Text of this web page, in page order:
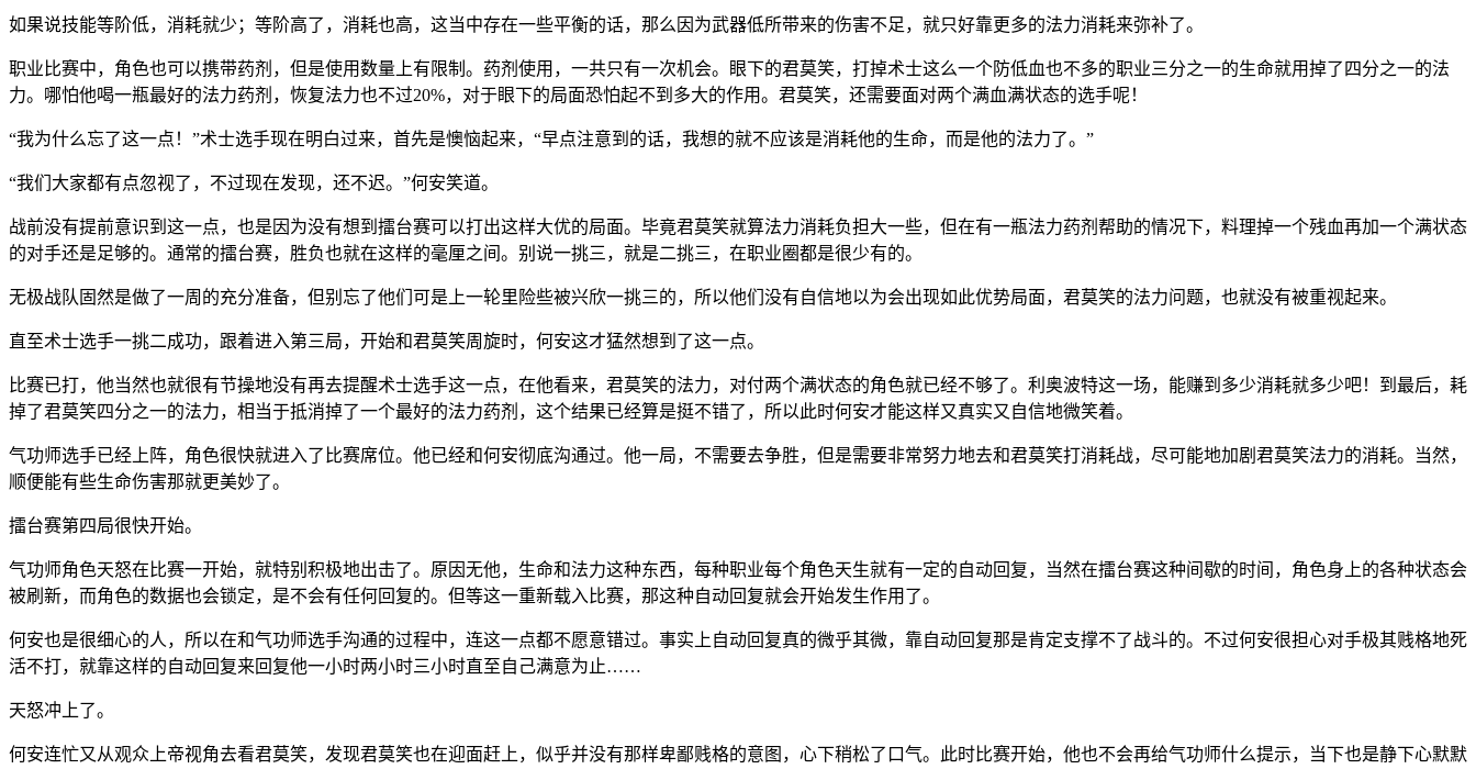
如果说技能等阶低，消耗就少；等阶高了，消耗也高，这当中存在一些平衡的话，那么因为武器低所带来的伤害不足，就只好靠更多的法力消耗来弥补了。
职业比赛中，角色也可以携带药剂，但是使用数量上有限制。药剂使用，一共只有一次机会。眼下的君莫笑，打掉术士这么一个防低血也不多的职业三分之一的生命就用掉了四分之一的法
力。哪怕他喝一瓶最好的法力药剂，恢复法力也不过20%，对于眼下的局面恐怕起不到多大的作用。君莫笑，还需要面对两个满血满状态的选手呢！
“我为什么忘了这一点！”术士选手现在明白过来，首先是懊恼起来，“早点注意到的话，我想的就不应该是消耗他的生命，而是他的法力了。”
“我们大家都有点忽视了，不过现在发现，还不迟。”何安笑道。
战前没有提前意识到这一点，也是因为没有想到擂台赛可以打出这样大优的局面。毕竟君莫笑就算法力消耗负担大一些，但在有一瓶法力药剂帮助的情况下，料理掉一个残血再加一个满状态
的对手还是足够的。通常的擂台赛，胜负也就在这样的毫厘之间。别说一挑三，就是二挑三，在职业圈都是很少有的。
无极战队固然是做了一周的充分准备，但别忘了他们可是上一轮里险些被兴欣一挑三的，所以他们没有自信地以为会出现如此优势局面，君莫笑的法力问题，也就没有被重视起来。
直至术士选手一挑二成功，跟着进入第三局，开始和君莫笑周旋时，何安这才猛然想到了这一点。
比赛已打，他当然也就很有节操地没有再去提醒术士选手这一点，在他看来，君莫笑的法力，对付两个满状态的角色就已经不够了。利奥波特这一场，能赚到多少消耗就多少吧！到最后，耗
掉了君莫笑四分之一的法力，相当于抵消掉了一个最好的法力药剂，这个结果已经算是挺不错了，所以此时何安才能这样又真实又自信地微笑着。
气功师选手已经上阵，角色很快就进入了比赛席位。他已经和何安彻底沟通过。他一局，不需要去争胜，但是需要非常努力地去和君莫笑打消耗战，尽可能地加剧君莫笑法力的消耗。当然，
顺便能有些生命伤害那就更美妙了。
擂台赛第四局很快开始。
气功师角色天怒在比赛一开始，就特别积极地出击了。原因无他，生命和法力这种东西，每种职业每个角色天生就有一定的自动回复，当然在擂台赛这种间歇的时间，角色身上的各种状态会
被刷新，而角色的数据也会锁定，是不会有任何回复的。但等这一重新载入比赛，那这种自动回复就会开始发生作用了。
何安也是很细心的人，所以在和气功师选手沟通的过程中，连这一点都不愿意错过。事实上自动回复真的微乎其微，靠自动回复那是肯定支撑不了战斗的。不过何安很担心对手极其贱格地死
活不打，就靠这样的自动回复来回复他一小时两小时三小时直至自己满意为止……
天怒冲上了。
何安连忙又从观众上帝视角去看君莫笑，发现君莫笑也在迎面赶上，似乎并没有那样卑鄙贱格的意图，心下稍松了口气。此时比赛开始，他也不会再给气功师什么提示，当下也是静下心默默